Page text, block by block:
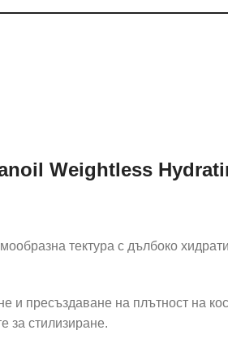
Weightless
тектура с дълбоко
и пресъздаване на плътност на
за стилизиране.